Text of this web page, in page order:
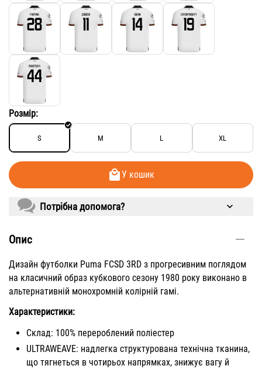
Розмір:
S M L XL
У кошик
Потрібна допомога?
Опис
Дизайн футболки Puma FCSD 3RD з прогресивним поглядом
на класичний образ кубкового сезону 1980 року виконано в
альтернативній монохромній колірній гамі.
Характеристики:
Склад: 100% перероблений поліестер
ULTRAWEAVE: надлегка структурована технічна тканина,
що тягнеться в чотирьох напрямках, знижує вагу й